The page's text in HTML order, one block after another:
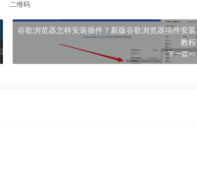
二维码
谷歌浏览器怎样安装插件？新版谷歌浏览器插件安装
教程
下一篇>>